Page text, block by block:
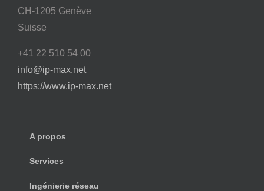
CH-1205 Genève
Suisse
+41 22 510 54 00
info@ip-max.net
https://www.ip-max.net
A propos
Services
Ingénierie réseau